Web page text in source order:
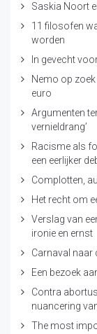
Saskia Noort
11 filosofen
worden
In gevecht
Nemo op
euro
Argumenten
vernieldrang’
Racisme als
een eerlijker
Complotten,
Het recht om
Verslag van
ironie en ernst
Carnaval naar
Een bezoek
Contra
nuancering
The most